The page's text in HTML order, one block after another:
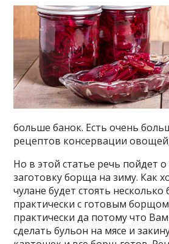
больше банок. Есть очень
рецептов консервации
Но в этой статье речь пойдет
заготовку борща на зиму. Как
чулане будет стоять несколько
практически с готовым
практически да потому что
сделать бульон на мясе и